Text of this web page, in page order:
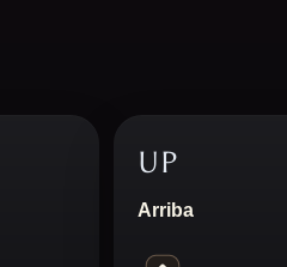
UP
Arriba